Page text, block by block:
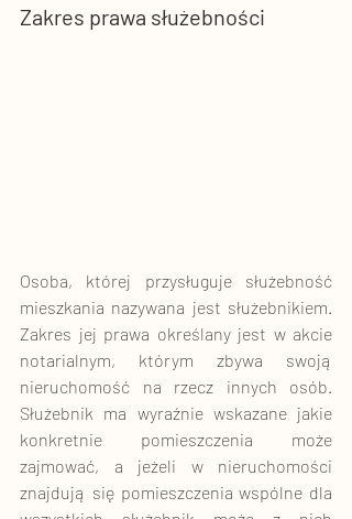
Zakres prawa służebności
Osoba, której przysługuje służebność
mieszkania nazywana jest służebnikiem.
Zakres jej prawa określany jest w akcie
notarialnym, którym zbywa swoją
nieruchomość na rzecz innych osób.
Służebnik ma wyraźnie wskazane jakie
konkretnie pomieszczenia może
zajmować, a jeżeli w nieruchomości
znajdują się pomieszczenia wspólne dla